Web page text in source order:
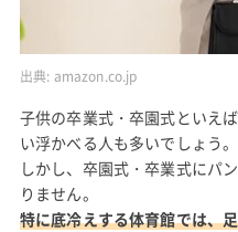
出典: amazon.co.jp
子供の卒業式・卒園式といえ
い浮かべる人も多いでしょう。
しかし、卒園式・卒業式にパ
りません。
特に底冷えする体育館では、